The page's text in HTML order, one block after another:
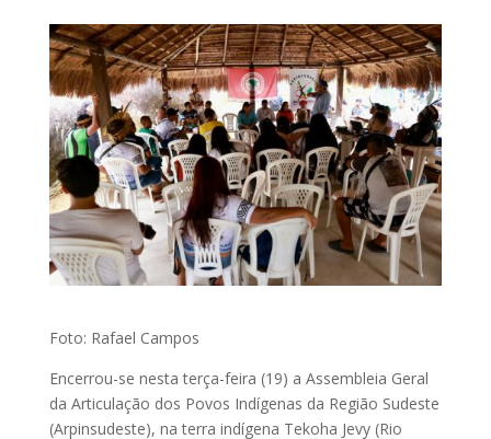
Foto: Rafael Campos
Encerrou-se nesta terça-feira (19) a Assembleia Geral
da Articulação dos Povos Indígenas da Região Sudeste
(Arpinsudeste), na terra indígena Tekoha Jevy (Rio